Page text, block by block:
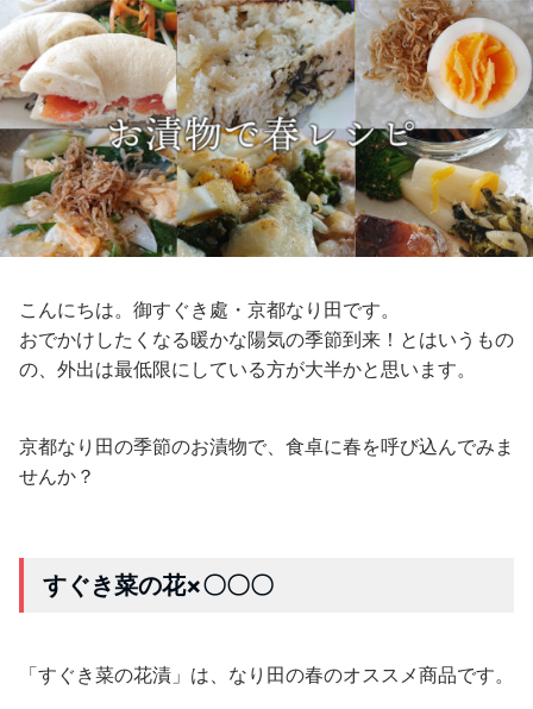
こんにちは。御すぐき處・京都なり田です。
おでかけしたくなる暖かな陽気の季節到来！とはいうもの
の、外出は最低限にしている方が大半かと思います。
京都なり田の季節のお漬物で、食卓に春を呼び込んでみま
せんか？
すぐき菜の花×〇〇〇
「すぐき菜の花漬」は、なり田の春のオススメ商品です。